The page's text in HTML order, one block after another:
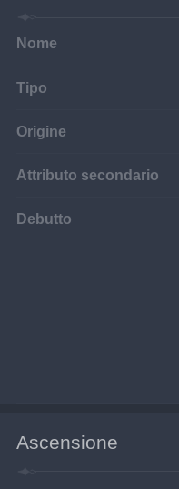
Nome
Tipo
Origine
Attributo secondario
Debutto
Ascensione